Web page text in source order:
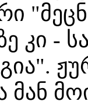
კი -
მან